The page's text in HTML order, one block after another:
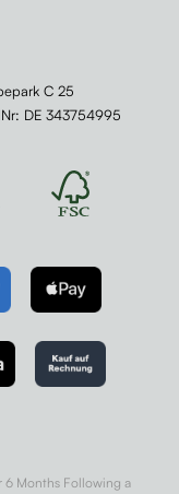
C 25
: DE 343754995
6 Months Following a